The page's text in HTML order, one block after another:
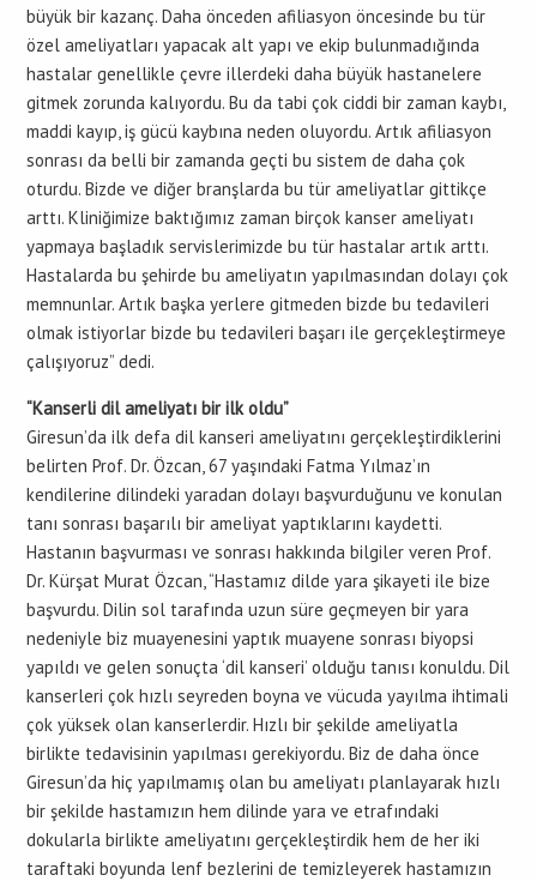
büyük bir kazanç. Daha önceden afiliasyon öncesinde bu tür
özel ameliyatları yapacak alt yapı ve ekip bulunmadığında
hastalar genellikle çevre illerdeki daha büyük hastanelere
gitmek zorunda kalıyordu. Bu da tabi çok ciddi bir zaman kaybı,
maddi kayıp, iş gücü kaybına neden oluyordu. Artık afiliasyon
sonrası da belli bir zamanda geçti bu sistem de daha çok
oturdu. Bizde ve diğer branşlarda bu tür ameliyatlar gittikçe
arttı. Kliniğimize baktığımız zaman birçok kanser ameliyatı
yapmaya başladık servislerimizde bu tür hastalar artık arttı.
Hastalarda bu şehirde bu ameliyatın yapılmasından dolayı çok
memnunlar. Artık başka yerlere gitmeden bizde bu tedavileri
olmak istiyorlar bizde bu tedavileri başarı ile gerçekleştirmeye
çalışıyoruz” dedi.
“Kanserli dil ameliyatı bir ilk oldu”
Giresun’da ilk defa dil kanseri ameliyatını gerçekleştirdiklerini
belirten Prof. Dr. Özcan, 67 yaşındaki Fatma Yılmaz’ın
kendilerine dilindeki yaradan dolayı başvurduğunu ve konulan
tanı sonrası başarılı bir ameliyat yaptıklarını kaydetti.
Hastanın başvurması ve sonrası hakkında bilgiler veren Prof.
Dr. Kürşat Murat Özcan, “Hastamız dilde yara şikayeti ile bize
başvurdu. Dilin sol tarafında uzun süre geçmeyen bir yara
nedeniyle biz muayenesini yaptık muayene sonrası biyopsi
yapıldı ve gelen sonuçta ‘dil kanseri’ olduğu tanısı konuldu. Dil
kanserleri çok hızlı seyreden boyna ve vücuda yayılma ihtimali
çok yüksek olan kanserlerdir. Hızlı bir şekilde ameliyatla
birlikte tedavisinin yapılması gerekiyordu. Biz de daha önce
Giresun’da hiç yapılmamış olan bu ameliyatı planlayarak hızlı
bir şekilde hastamızın hem dilinde yara ve etrafındaki
dokularla birlikte ameliyatını gerçekleştirdik hem de her iki
taraftaki boyunda lenf bezlerini de temizleyerek hastamızın